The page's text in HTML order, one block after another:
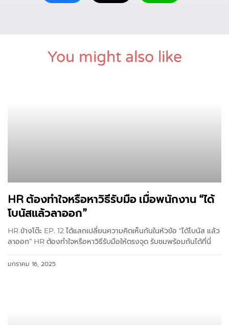
You might also like
HR ต้องทำใจหรือหาวิธีรับมือ เมื่อพนักงาน “ได้
โบนัสแล้วลาออก”
HR ข้างโต๊ะ EP. 12 ได้แลกเปลี่ยนความคิดเห็นกันในหัวข้อ “ได้โบนัส แล้ว
ลาออก” HR ต้องทำใจหรือหาวิธีรับมือให้ตรงจุด รับชมพร้อมกันได้ที่นี่
มกราคม 16, 2025